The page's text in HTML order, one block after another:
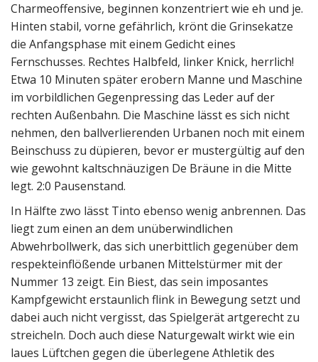
Charmeoffensive, beginnen konzentriert wie eh und je.
Hinten stabil, vorne gefährlich, krönt die Grinsekatze
die Anfangsphase mit einem Gedicht eines
Fernschusses. Rechtes Halbfeld, linker Knick, herrlich!
Etwa 10 Minuten später erobern Manne und Maschine
im vorbildlichen Gegenpressing das Leder auf der
rechten Außenbahn. Die Maschine lässt es sich nicht
nehmen, den ballverlierenden Urbanen noch mit einem
Beinschuss zu düpieren, bevor er mustergültig auf den
wie gewohnt kaltschnäuzigen De Bräune in die Mitte
legt. 2:0 Pausenstand.
In Hälfte zwo lässt Tinto ebenso wenig anbrennen. Das
liegt zum einen an dem unüberwindlichen
Abwehrbollwerk, das sich unerbittlich gegenüber dem
respekteinflößende urbanen Mittelstürmer mit der
Nummer 13 zeigt. Ein Biest, das sein imposantes
Kampfgewicht erstaunlich flink in Bewegung setzt und
dabei auch nicht vergisst, das Spielgerät artgerecht zu
streicheln. Doch auch diese Naturgewalt wirkt wie ein
laues Lüftchen gegen die überlegene Athletik des